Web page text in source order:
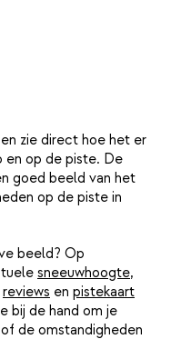
zie direct hoe het er
en op de piste. De
goed beeld van het
op de piste in
beeld? Op
sneeuwhoogte,
reviews en pistekaart
bij de hand om je
de omstandigheden